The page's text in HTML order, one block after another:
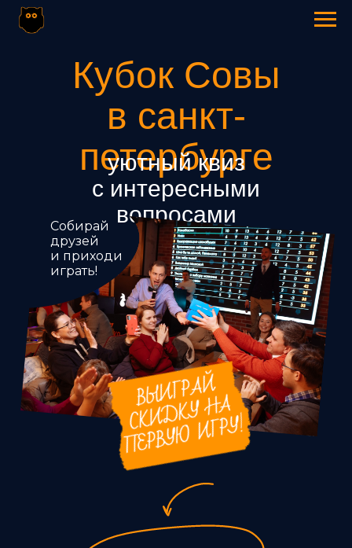
Кубок Совы
в санкт-
петербурге
уютный квиз
с интересными
вопросами
Собирай
друзей
и приходи
играть!